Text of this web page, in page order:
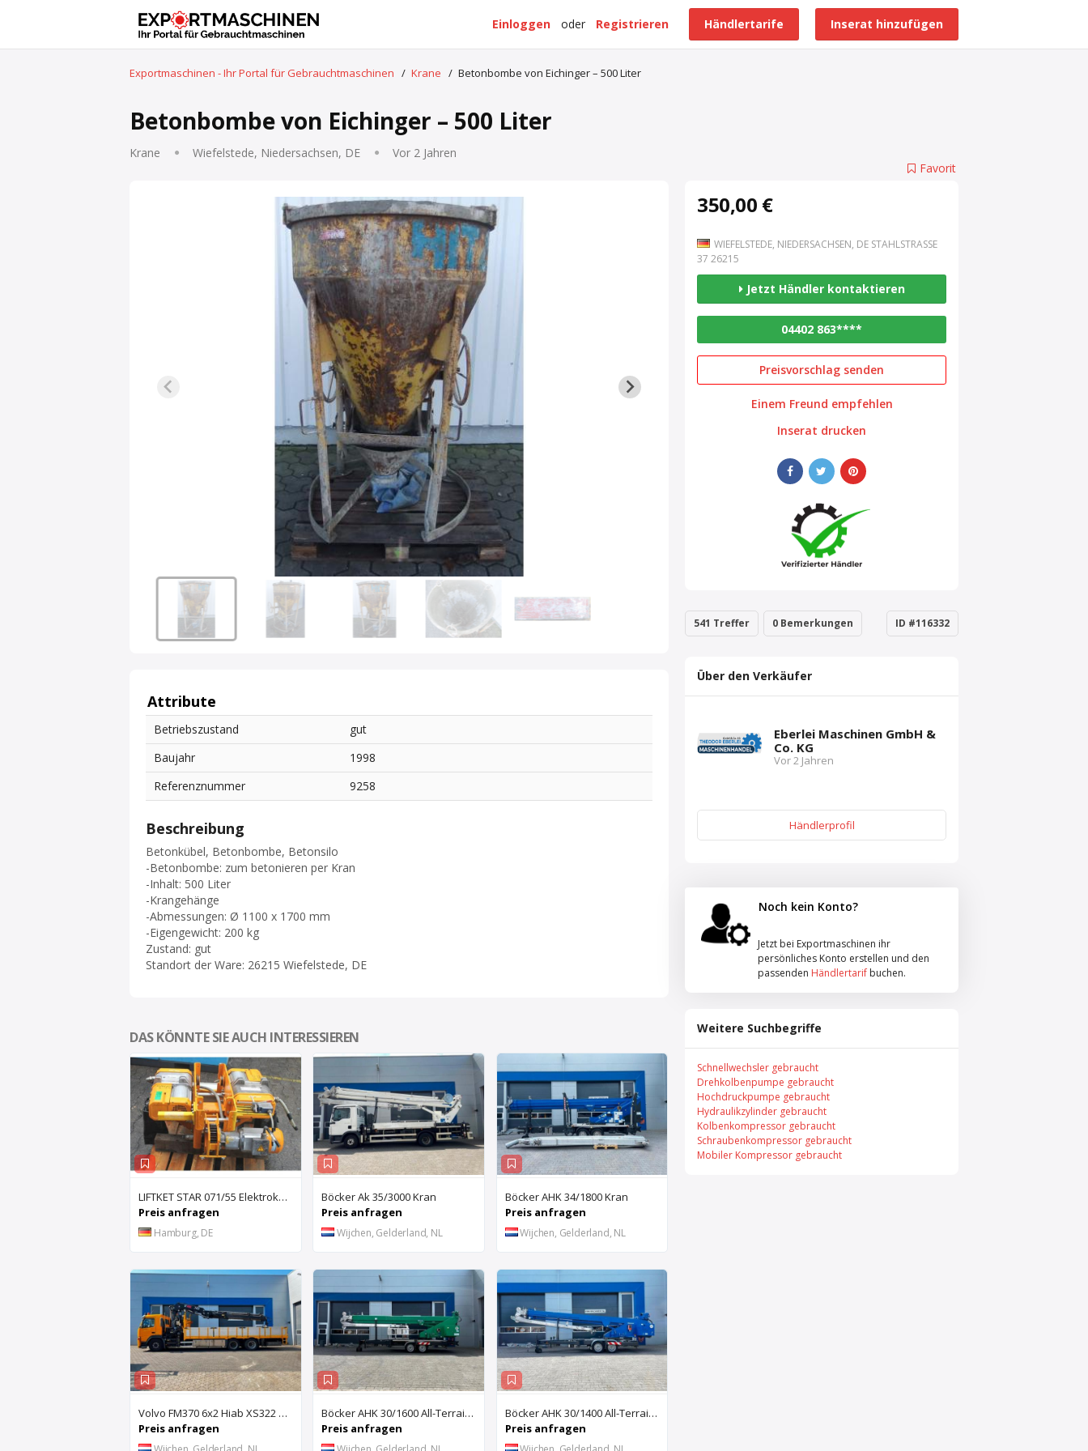
Inserat hinzufügen
Händlertarife
Registrieren
oder
Einloggen
Exportmaschinen - Ihr Portal für Gebrauchtmaschinen / Krane / Betonbombe von Eichinger – 500 Liter
Betonbombe von Eichinger – 500 Liter
Krane Wiefelstede, Niedersachsen, DE Vor 2 Jahren
Attribute
Betriebszustand
gut
Baujahr
1998
Referenznummer
9258
Beschreibung
Betonkübel, Betonbombe, Betonsilo
-Betonbombe: zum betonieren per Kran
-Inhalt: 500 Liter
-Krangehänge
-Abmessungen: Ø 1100 x 1700 mm
-Eigengewicht: 200 kg
Zustand: gut
Standort der Ware: 26215 Wiefelstede, DE
DAS KÖNNTE SIE AUCH INTERESSIEREN
LIFTKET STAR 071/55 Elektrokettenzug 2 Laststränge
Preis anfragen
Hamburg, DE
Böcker Ak 35/3000 Kran
Preis anfragen
Wijchen, Gelderland, NL
Böcker AHK 34/1800 Kran
Preis anfragen
Wijchen, Gelderland, NL
Volvo FM370 6x2 Hiab XS322 EP-4hipro Kran
Preis anfragen
Böcker AHK 30/1600 All-Terrain-Kran
Preis anfragen
Böcker AHK 30/1400 All-Terrain-Kran
Preis anfragen
Favorit
350,00 €
WIEFELSTEDE, NIEDERSACHSEN, DE STAHLSTRASSE 3
7 26215
Jetzt Händler kontaktieren
04402 863****
Preisvorschlag senden
Einem Freund empfehlen
Inserat drucken
541 Treffer 0 Bemerkungen ID #116332
Über den Verkäufer
Eberlei Maschinen GmbH &
Co. KG
Vor 2 Jahren
Händlerprofil
Noch kein Konto?
Jetzt bei Exportmaschinen ihr
persönliches Konto erstellen und den
passenden Händlertarif buchen.
Weitere Suchbegriffe
Schnellwechsler gebraucht
Drehkolbenpumpe gebraucht
Hochdruckpumpe gebraucht
Hydraulikzylinder gebraucht
Kolbenkompressor gebraucht
Schraubenkompressor gebraucht
Mobiler Kompressor gebraucht